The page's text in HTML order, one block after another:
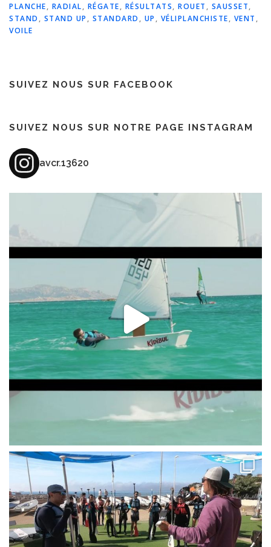
PLANCHE, RADIAL, RÉGATE, RÉSULTATS, ROUET , SAUSSET,
STAND , STAND UP , STANDARD , UP , VÉLIPLANCHISTE, VENT ,
VOILE
SUIVEZ NOUS SUR FACEBOOK
SUIVEZ NOUS SUR NOTRE PAGE INSTAGRAM
avcr.13620